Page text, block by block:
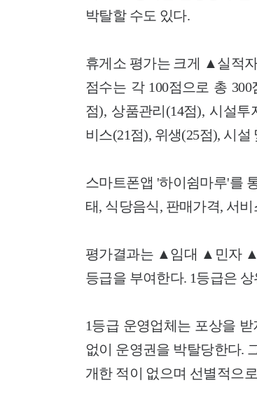
박탈할 수도 있다.
휴게소 평가는 크게 ▲실적
점수는 각 100점으로 총
점), 상품관리(14점), 시설
비스(21점), 위생(25점), 시
스마트폰앱 '하이쉼마루'를
태, 식당음식, 판매가격, 서
평가결과는 ▲임대 ▲민자 ▲
등급을 부여한다. 1등급은
1등급 운영업체는 포상을
없이 운영권을 박탈당한다.
개한 적이 없으며 선별적으